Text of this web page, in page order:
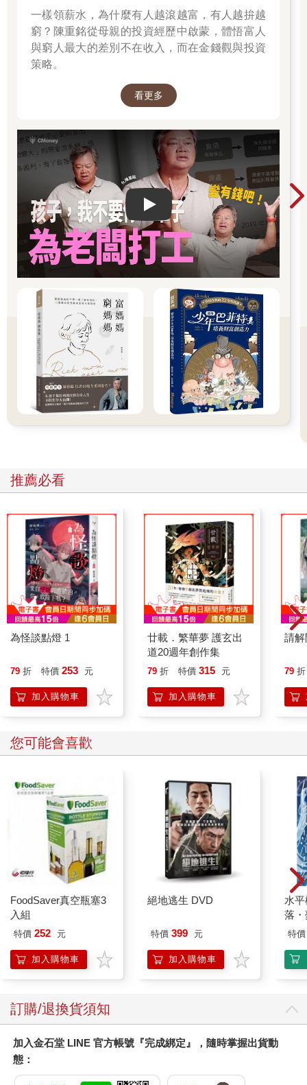
沒有人會因為失誤而開心，但人人都可以把失誤當作成長的起
本書為了幫助因犯錯而煩惱的你，會以工作的推進方式為主幹，
告訴你「程序安排」、「行程管理」、「溝通技巧」等各方面的
書中網羅了多種預防常見失誤的實踐性技巧，甚至涵蓋到生活習
本書也內含大量圖解，希望大家可以輕鬆享受閱讀。
另外，每個項目都附有「想實踐」、「已實踐」的檢查欄。希望
各位都能夠活用本書，重新評估、改善自己每天的工作狀態。
我會為你加油，期許你可以儘量減少失誤。
一樣領薪水，為什麼有人越滾越富，有人越拚越
窮？陳重銘從母親的投資經歷中啟蒙，體悟富人
與窮人最大的差別不在收入，而在金錢觀與投資
策略。
看更多
Play video
推薦必看
為怪談點燈 1
79 折 特價 253 元
加入購物車
廿載．繁華夢 護玄出
道20週年創作集
79 折 特價 315 元
加入購物車
請解
79 折
您可能會喜歡
FoodSaver真空瓶塞3
入組
特價 252 元
加入購物車
絕地逃生 DVD
特價 399 元
加入購物車
水
落
特價
訂購/退換貨須知
加入金石堂 LINE 官方帳號『完成綁定』，隨時掌握出貨動
態：